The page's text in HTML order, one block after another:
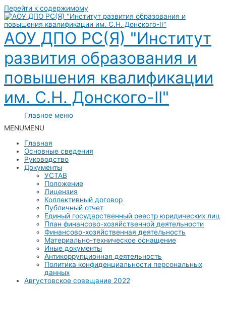
Перейти к содержимому
АОУ ДПО РС(Я) "Институт
развития образования и
повышения квалификации
им. С.Н. Донского-II"
Главное меню
MENUMENU
Главная
Основные сведения
Руководство
Документы
УСТАВ
Положение
Лицензия
Коллективный договор
Публичный отчет
Единый государственный реестр юридических лиц
План финансово-хозяйственной деятельности
Финансово-хозяйственная деятельность
Материально-техническое оснащение
Иные документы
Антикоррупционная деятельность
Политика конфиденциальности персональных
данных
Августовское совещание 2022